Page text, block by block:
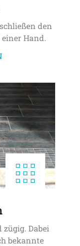
den
einer Hand.
Dabei
bekannte